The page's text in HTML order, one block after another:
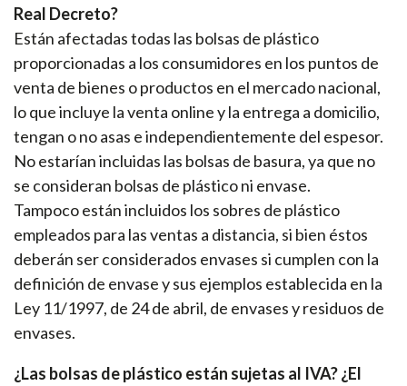
Real Decreto?
Están afectadas todas las bolsas de plástico
proporcionadas a los consumidores en los puntos de
venta de bienes o productos en el mercado nacional,
lo que incluye la venta online y la entrega a domicilio,
tengan o no asas e independientemente del espesor.
No estarían incluidas las bolsas de basura, ya que no
se consideran bolsas de plástico ni envase.
Tampoco están incluidos los sobres de plástico
empleados para las ventas a distancia, si bien éstos
deberán ser considerados envases si cumplen con la
definición de envase y sus ejemplos establecida en la
Ley 11/1997, de 24 de abril, de envases y residuos de
envases.
¿Las bolsas de plástico están sujetas al IVA? ¿El